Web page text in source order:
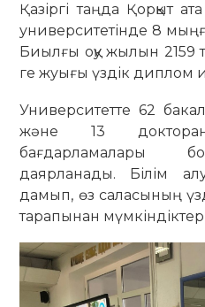
Қазіргі таңда Қорқыт
университетінде 8
Биылғы оқу жылын 2159
ге жуығы үздік диплом
Университетте 62
және 13
бағдарламалары
даярланады. Білім
дамып, өз саласының
тарапынан мүмкіндіктер